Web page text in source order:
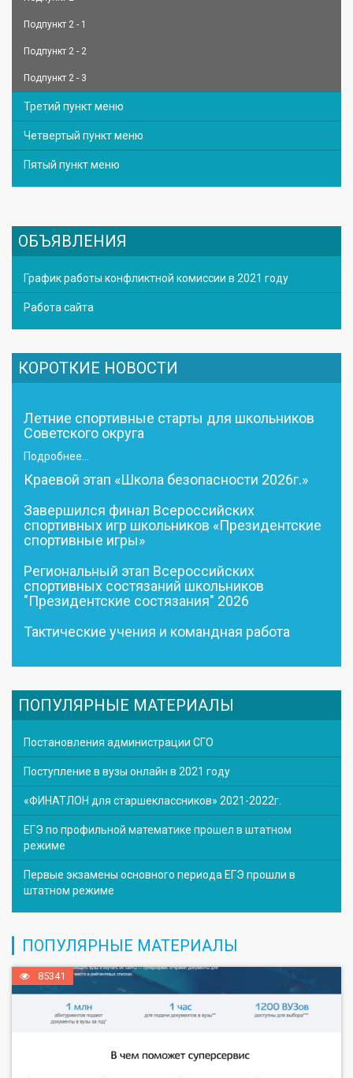
Подпункт 2 - 1
Подпункт 2 - 2
Подпункт 2 - 3
Третий пункт меню
Четвертый пункт меню
Пятый пункт меню
ОБЪЯВЛЕНИЯ
График работы конфликтной комиссии в 2021 году
Работа сайта
КОРОТКИЕ НОВОСТИ
Летние спортивные старты для школьников
Советского округа
Подробнее...
Краевой этап «Школа безопасности 2026г.»
Завершился финал Всероссийских
спортивных игр школьников «Президентские
спортивные игры»
Региональный этап Всероссийских
спортивных состязаний школьников
"Президентские состязания" 2026
Тактические учения и командная работа
ПОПУЛЯРНЫЕ МАТЕРИАЛЫ
Постановления администрации СГО
Поступление в вузы онлайн в 2021 году
«ФИНАТЛОН для старшеклассников» 2021-2022г.
ЕГЭ по профильной математике прошел в штатном
режиме
Первые экзамены основного периода ЕГЭ прошли в
штатном режиме
ПОПУЛЯРНЫЕ МАТЕРИАЛЫ
85341